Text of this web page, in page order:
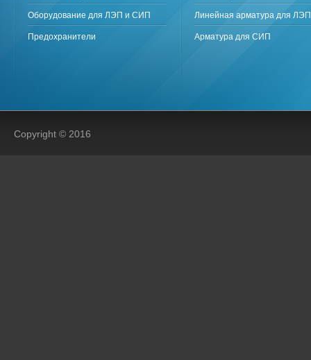
Оборудование для ЛЭП и СИП
Предохранители
Линейная арматура для ЛЭП
Арматура для СИП
Copyright © 2016